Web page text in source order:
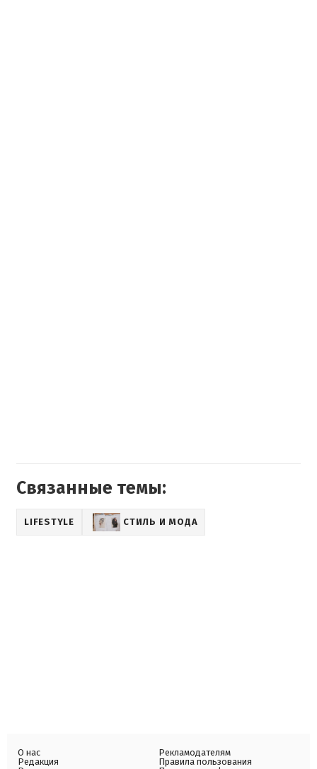
Связанные темы:
LIFESTYLE СТИЛЬ И МОДА
О нас
Редакция
Рекламодателям
Правила пользования